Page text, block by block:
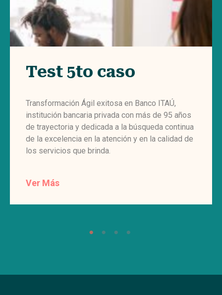
Test 5to caso
Transformación Ágil exitosa en Banco ITAÚ,
institución bancaria privada con más de 95 años
de trayectoria y dedicada a la búsqueda continua
de la excelencia en la atención y en la calidad de
los servicios que brinda.
Ver Más